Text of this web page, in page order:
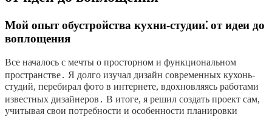
Мой опыт обустройства кухни-студии⁚ от идеи до
воплощения
Все началось с мечты о просторном и функциональном
пространстве․ Я долго изучал дизайн современных кухонь-
студий, перебирал фото в интернете, вдохновляясь работами
известных дизайнеров․ В итоге, я решил создать проект сам,
учитывая свои потребности и особенности планировки